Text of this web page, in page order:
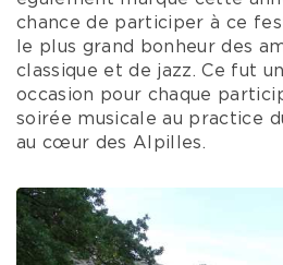
chance de participer à ce
le plus grand bonheur des
classique et de jazz. Ce fut
occasion pour chaque
soirée musicale au practice
au cœur des Alpilles.